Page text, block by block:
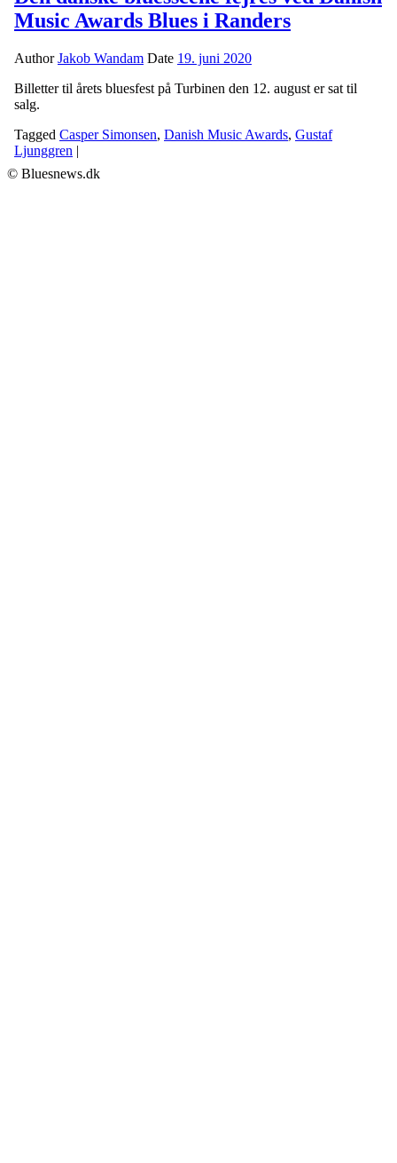
Music Awards Blues i Randers
AuthorJakob Wandam Date 19. juni 2020
Billetter til årets bluesfest på Turbinen den 12. august er sat til
salg.
Tagged Casper Simonsen, Danish Music Awards, Gustaf
Ljunggren |
© Bluesnews.dk